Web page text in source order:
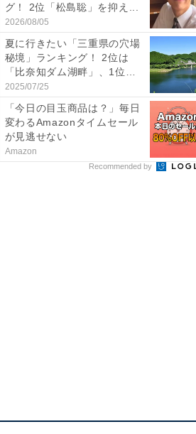
グ！ 2位「松島聡」を抑え...
2026/08/05
夏に行きたい「三重県の穴場
秘境」ランキング！ 2位は
「比奈知ダム湖畔」、1位
は？...
2025/07/25
「今日の目玉商品は？」毎日
変わるAmazonタイムセール
が見逃せない
Amazon
Recommended by